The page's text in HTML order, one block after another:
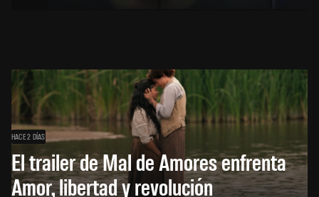
HACE 2 DÍAS
El trailer de Mal de Amores enfrenta
Amor, libertad y revolución